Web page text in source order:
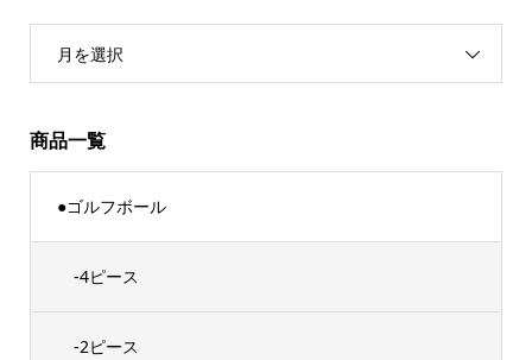
月を選択
商品一覧
●ゴルフボール
-4ピース
-2ピース